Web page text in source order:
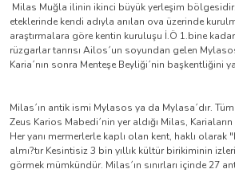
Milas Muğla ilinin ikinci büyük yerleşim bölgesidir.
eteklerinde kendi adıyla anılan ova üzerinde
araştırmalara göre kentin kuruluşu İ.Ö 1.bine kadar
rüzgarlar tanrısı Ailos´un soyundan gelen
Karia´nın sonra Menteşe Beyliği´nin başkentliğini
Milas´ın antik ismi Mylasos ya da Mylasa´dır. Tüm
Zeus Karios Mabedi´nin yer aldığı Milas,
Her yanı mermerlerle kaplı olan kent, haklı olarak
almı?tır Kesintisiz 3 bin yıllık kültür birikiminin
görmek mümkündür. Milas´ın sınırları içinde 27